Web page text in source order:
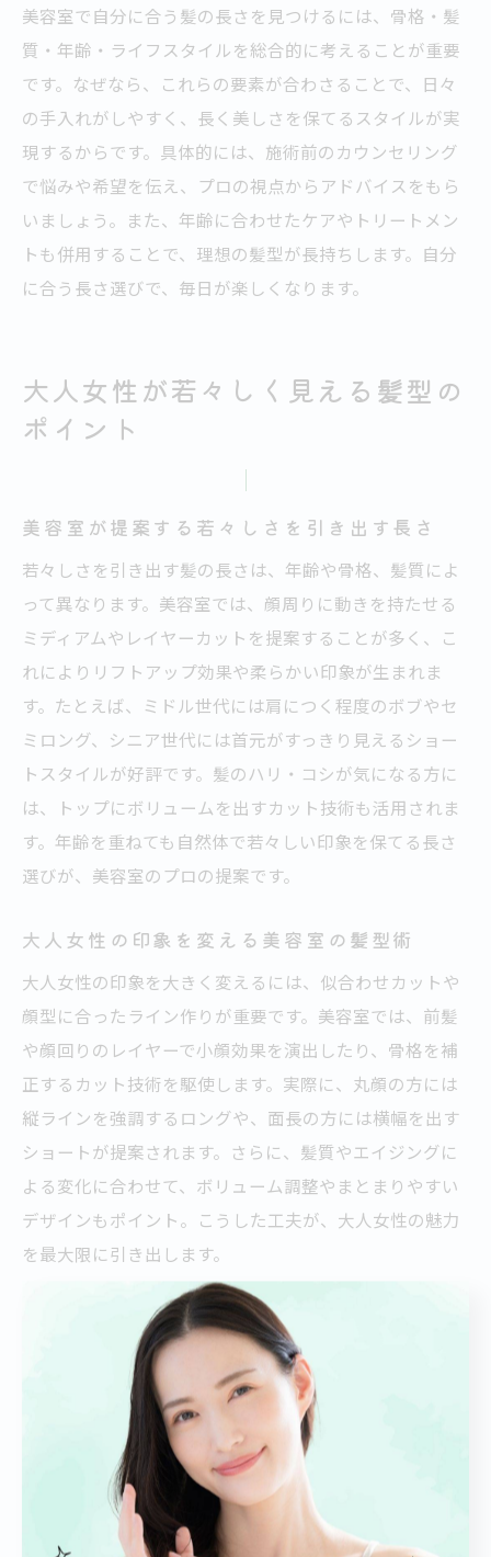
美容室で自分に合う髪の長さを見つけるには、骨格・髪
質・年齢・ライフスタイルを総合的に考えることが重要
です。なぜなら、これらの要素が合わさることで、日々
の手入れがしやすく、長く美しさを保てるスタイルが実
現するからです。具体的には、施術前のカウンセリング
で悩みや希望を伝え、プロの視点からアドバイスをもら
いましょう。また、年齢に合わせたケアやトリートメン
トも併用することで、理想の髪型が長持ちします。自分
に合う長さ選びで、毎日が楽しくなります。
大人女性が若々しく見える髪型の
ポイント
美容室が提案する若々しさを引き出す長さ
若々しさを引き出す髪の長さは、年齢や骨格、髪質によ
って異なります。美容室では、顔周りに動きを持たせる
ミディアムやレイヤーカットを提案することが多く、こ
れによりリフトアップ効果や柔らかい印象が生まれま
す。たとえば、ミドル世代には肩につく程度のボブやセ
ミロング、シニア世代には首元がすっきり見えるショー
トスタイルが好評です。髪のハリ・コシが気になる方に
は、トップにボリュームを出すカット技術も活用されま
す。年齢を重ねても自然体で若々しい印象を保てる長さ
選びが、美容室のプロの提案です。
大人女性の印象を変える美容室の髪型術
大人女性の印象を大きく変えるには、似合わせカットや
顔型に合ったライン作りが重要です。美容室では、前髪
や顔回りのレイヤーで小顔効果を演出したり、骨格を補
正するカット技術を駆使します。実際に、丸顔の方には
縦ラインを強調するロングや、面長の方には横幅を出す
ショートが提案されます。さらに、髪質やエイジングに
よる変化に合わせて、ボリューム調整やまとまりやすい
デザインもポイント。こうした工夫が、大人女性の魅力
を最大限に引き出します。
年齢を感じさせない艶髪を美容室で叶える
年齢を感じさせない艶髪を実現するためには、髪質改善
トリートメントや定期的なケアが不可欠です。札幌市中
央区の美容室では、エイジング毛向けの保湿力の高いト
リートメントや、ダメージ補修に特化したケアが充実し
ています。例えば、施術前後の髪質チェックや、ホーム
ケアのアドバイスも行い、持続的な艶髪をサポート。年